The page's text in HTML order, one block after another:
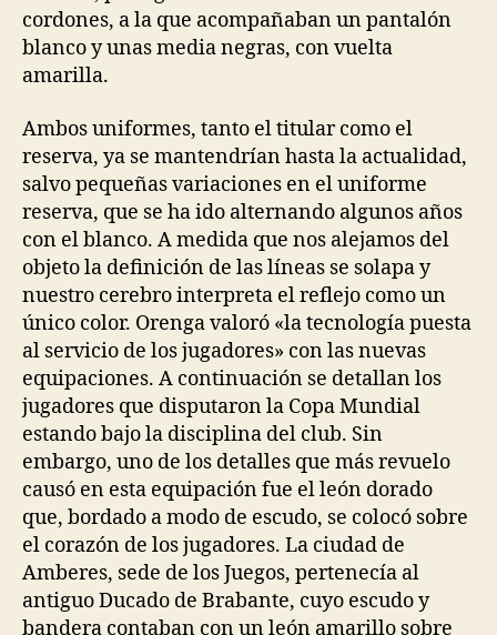
cordones, a la que acompañaban un pantalón
blanco y unas media negras, con vuelta
amarilla.
Ambos uniformes, tanto el titular como el
reserva, ya se mantendrían hasta la actualidad,
salvo pequeñas variaciones en el uniforme
reserva, que se ha ido alternando algunos años
con el blanco. A medida que nos alejamos del
objeto la definición de las líneas se solapa y
nuestro cerebro interpreta el reflejo como un
único color. Orenga valoró «la tecnología puesta
al servicio de los jugadores» con las nuevas
equipaciones. A continuación se detallan los
jugadores que disputaron la Copa Mundial
estando bajo la disciplina del club. Sin
embargo, uno de los detalles que más revuelo
causó en esta equipación fue el león dorado
que, bordado a modo de escudo, se colocó sobre
el corazón de los jugadores. La ciudad de
Amberes, sede de los Juegos, pertenecía al
antiguo Ducado de Brabante, cuyo escudo y
bandera contaban con un león amarillo sobre